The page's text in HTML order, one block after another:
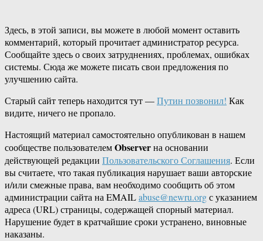
Здесь, в этой записи, вы можете в любой момент оставить
комментарий, который прочитает администратор ресурса.
Сообщайте здесь о своих затруднениях, проблемах, ошибках
системы. Сюда же можете писать свои предложения по
улучшению сайта.
Старый сайт теперь находится тут —Путин позвонил! Как
видите, ничего не пропало.
Настоящий материал самостоятельно опубликован в нашем
сообществе пользователемObserverна основании
действующей редакции Пользовательского Соглашения. Если
вы считаете, что такая публикация нарушает ваши авторские
и/или смежные права, вам необходимо сообщить об этом
администрации сайта на EMAILabuse@newru.orgс указанием
адреса (URL) страницы, содержащей спорный материал.
Нарушение будет в кратчайшие сроки устранено, виновные
наказаны.